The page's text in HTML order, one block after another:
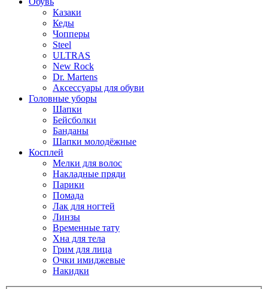
Казаки
Кеды
Чопперы
Steel
ULTRAS
New Rock
Dr. Martens
Аксессуары для обуви
Головные уборы
Шапки
Бейсболки
Банданы
Шапки молодёжные
Косплей
Мелки для волос
Накладные пряди
Парики
Помада
Лак для ногтей
Линзы
Временные тату
Хна для тела
Грим для лица
Очки имиджевые
Накидки